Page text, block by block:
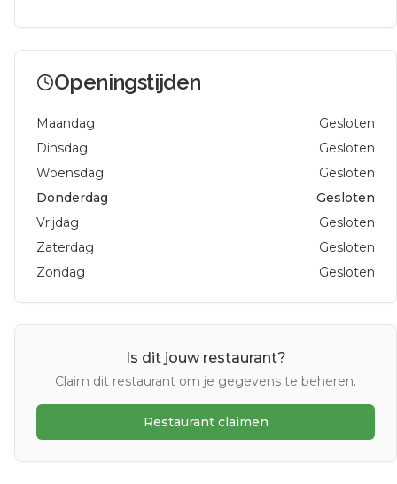
Openingstijden
Maandag
Gesloten
Dinsdag
Gesloten
Woensdag
Gesloten
Donderdag
Gesloten
Vrijdag
Gesloten
Zaterdag
Gesloten
Zondag
Gesloten
Is dit jouw restaurant?
Claim dit restaurant om je gegevens te beheren.
Restaurant claimen